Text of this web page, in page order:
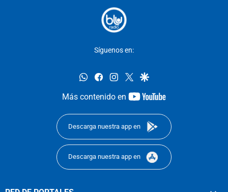
Síguenos en:
whatsappfacebookinstagram
twittergoogle
Más contenido en
youtube-
Descarga nuestra app en
Descarga nuestra app en